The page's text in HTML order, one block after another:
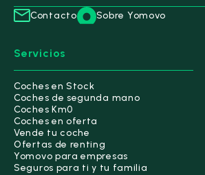
Contacto Sobre Yomovo
Servicios
Coches en Stock
Coches de segunda mano
Coches Km0
Coches en oferta
Vende tu coche
Ofertas de renting
Yomovo para empresas
Seguros para ti y tu familia